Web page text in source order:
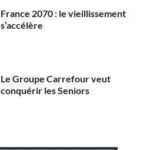
France 2070 : le vieillissement
s’accélère
Le Groupe Carrefour veut
conquérir les Seniors